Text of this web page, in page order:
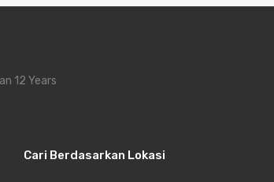
12 Years
Cari Berdasarkan Lokasi